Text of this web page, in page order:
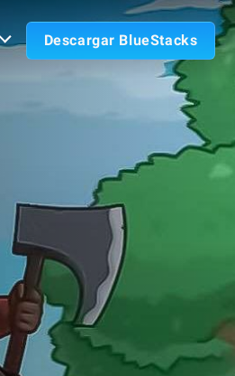
Descargar BlueStacks